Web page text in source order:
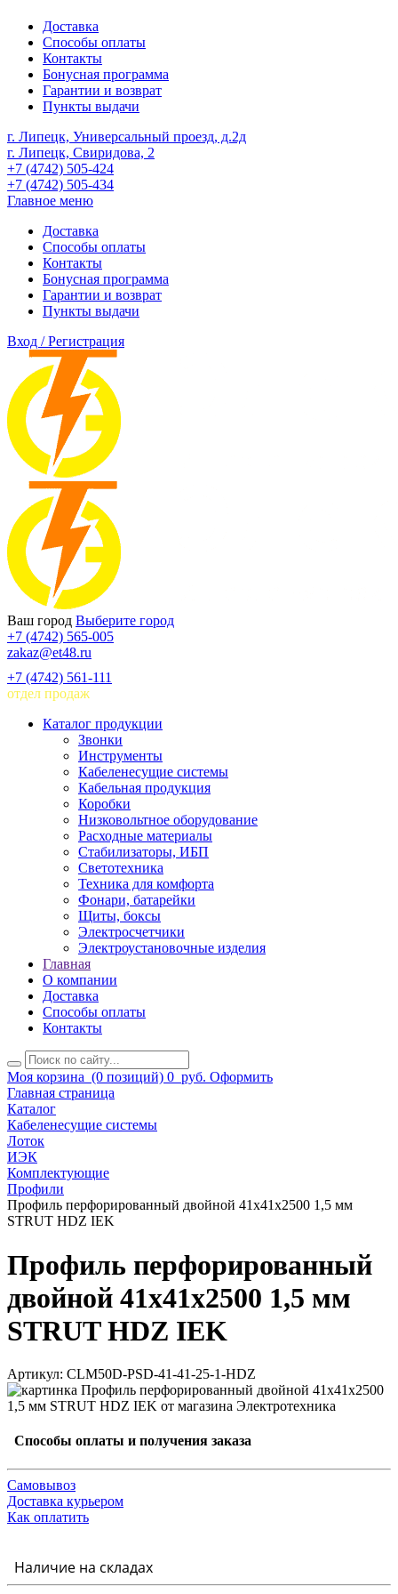
Доставка
Способы оплаты
Контакты
Бонусная программа
Гарантии и возврат
Пункты выдачи
г. Липецк, Универсальный проезд, д.2д
г. Липецк, Свиридова, 2
+7 (4742) 505-424
+7 (4742) 505-434
Главное меню
Доставка
Способы оплаты
Контакты
Бонусная программа
Гарантии и возврат
Пункты выдачи
Вход / Регистрация
Ваш город Выберите город
+7 (4742) 565-005
zakaz@et48.ru
+7 (4742) 561-111
отдел продаж
Каталог продукции
Звонки
Инструменты
Кабеленесущие системы
Кабельная продукция
Коробки
Низковольтное оборудование
Расходные материалы
Стабилизаторы, ИБП
Светотехника
Техника для комфорта
Фонари, батарейки
Щиты, боксы
Электросчетчики
Электроустановочные изделия
Главная
О компании
Доставка
Способы оплаты
Контакты
Моя корзина (0 позиций) 0 руб. Оформить
Главная страница
Каталог
Кабеленесущие системы
Лоток
ИЭК
Комплектующие
Профили
Профиль перфорированный двойной 41х41х2500 1,5 мм
STRUT HDZ IEK
Профиль перфорированный
двойной 41х41х2500 1,5 мм
STRUT HDZ IEK
Артикул: CLM50D-PSD-41-41-25-1-HDZ
Способы оплаты и получения заказа
Самовывоз
Доставка курьером
Как оплатить
Наличие на складах